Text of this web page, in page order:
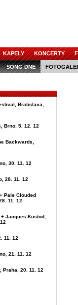
KAPELY KONCERTY
SONG DNE
Bratislava,
Brno, 5. 12. 12
Backwards,
30. 11. 12
28. 11. 12
Pale Clouded
11. 12
Jacques Kustod,
11. 12
21. 11. 12
Praha, 20. 11. 12